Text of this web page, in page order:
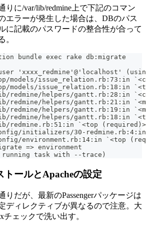
りに/var/lib/redmine上で下記のコマン
エラーが発生した場合は、DBのパス
に記載のパスワードの整合性が合って
。
bundle exec rake db:migrate
'xxxx_redmine'@'localhost'
models/issue_relation.rb:73:in
models/issue_relation.rb:18:in
redmine/helpers/gantt.rb:28:in
redmine/helpers/gantt.rb:21:in
helpers/gantt.rb:19:in
redmine/helpers/gantt.rb:18:in
redmine.rb:51:in `<top
initializers/30-
environment.rb:14:in `<top
=> environment
task with --trace)
トールとApacheの設定
りだが、最新のPassengerパッケージは
ディレクティブが異なるので注意。大
ェックで洗い出す。